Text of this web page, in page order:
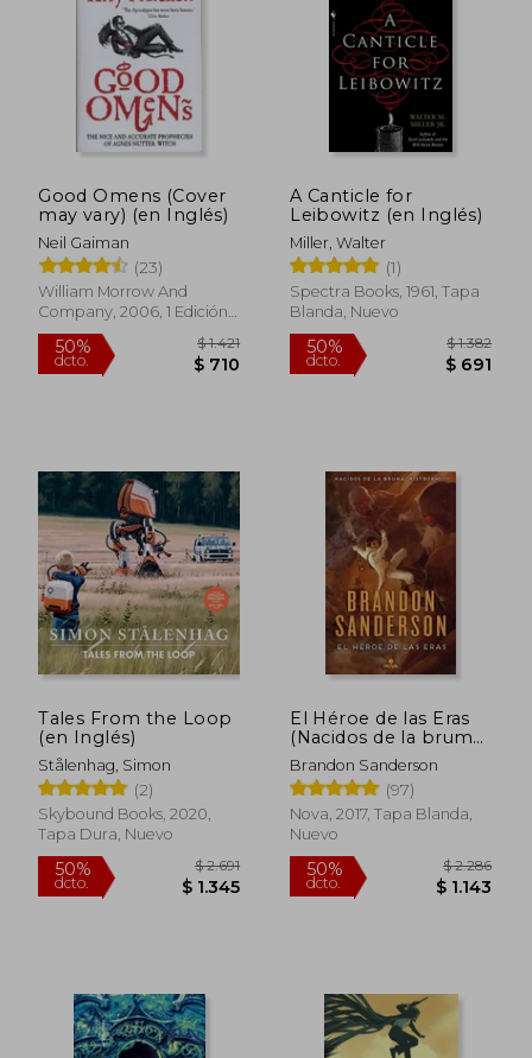
dcto. $ 705 dcto.
Good Omens (Cover
may vary) (en Inglés)
Neil Gaiman
(23)
William Morrow And
Company, 2006, 1 Edición,
Tapa Blanda, Nuevo
50%
dcto. $ 710
A Canticle for
Leibowitz (en Inglés)
Miller, Walter
(1)
Spectra Books, 1961, Tapa
Blanda, Nuevo
50%
dcto.
Tales From the Loop
(en Inglés)
Stålenhag, Simon
(2)
Skybound Books, 2020,
Tapa Dura, Nuevo
El Héroe de las Eras
(Nacidos de la bruma
3)
Brandon Sanderson
(97)
Nova, 2017, Tapa Blanda,
Nuevo